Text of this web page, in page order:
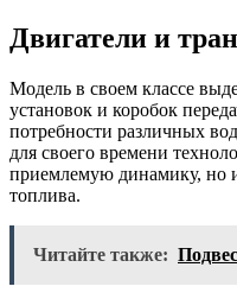
Двигатели и
Модель в своем классе
установок и коробок
потребности различных
для своего времени
приемлемую динамику, но
топлива.
Читайте также: